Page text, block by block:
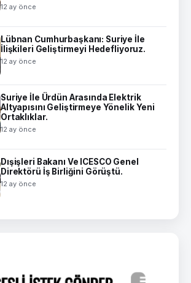
12 ay önce
Lübnan Cumhurbaşkanı: Suriye İle
İlişkileri Geliştirmeyi Hedefliyoruz.
12 ay önce
Suriye İle Ürdün Arasında Elektrik
Altyapısını Geliştirmeye Yönelik Yeni
Ortaklıklar.
12 ay önce
Dışişleri Bakanı Ve ICESCO Genel
Direktörü İş Birliğini Görüştü.
12 ay önce